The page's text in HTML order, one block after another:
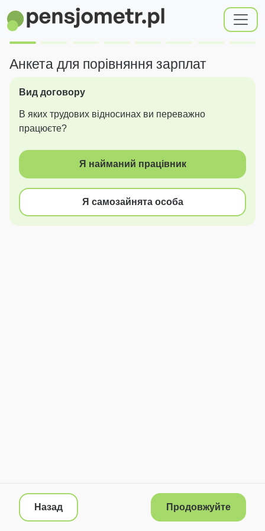
Анкета для порівняння зарплат
Вид договору
В яких трудових відносинах ви переважно
працюєте?
Я найманий працівник
Я самозайнята особа
Назад Продовжуйте